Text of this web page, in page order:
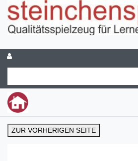
ZUR VORHERIGEN SEITE